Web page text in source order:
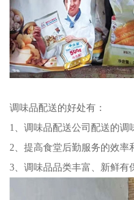
调味品配送的好处有：
1、调味品配送公司配送的调
2、提高食堂后勤服务的效率
3、调味品品类丰富、新鲜有